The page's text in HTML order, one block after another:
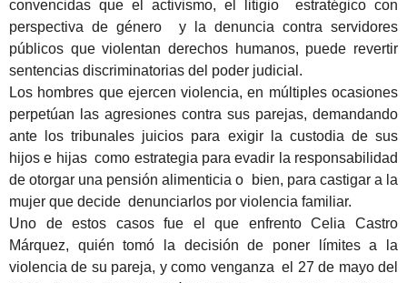
convencidas que el activismo, el litigio estratégico con
perspectiva de género y la denuncia contra servidores
públicos que violentan derechos humanos, puede revertir
sentencias discriminatorias del poder judicial.
Los hombres que ejercen violencia, en múltiples ocasiones
perpetúan las agresiones contra sus parejas, demandando
ante los tribunales juicios para exigir la custodia de sus
hijos e hijas como estrategia para evadir la responsabilidad
de otorgar una pensión alimenticia o bien, para castigar a la
mujer que decide denunciarlos por violencia familiar.
Uno de estos casos fue el que enfrento Celia Castro
Márquez, quién tomó la decisión de poner límites a la
violencia de su pareja, y como venganza el 27 de mayo del